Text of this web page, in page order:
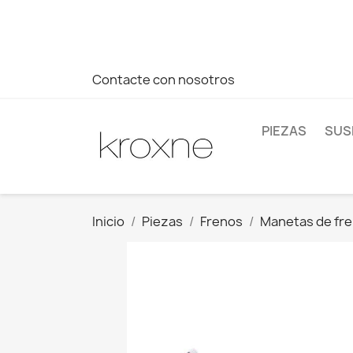
Contacte con nosotros
PIEZAS
Inicio Piezas Frenos Manetas de